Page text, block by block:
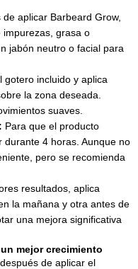
de aplicar Barbeard Grow,
grasa o
jabón neutro o facial para
gotero incluido y aplica
la zona deseada.
suaves.
Para que el producto
durante 4 horas. Aunque no
pero se recomienda
resultados, aplica
la mañana y otra antes de
una mejora significativa
mejor crecimiento
de aplicar el